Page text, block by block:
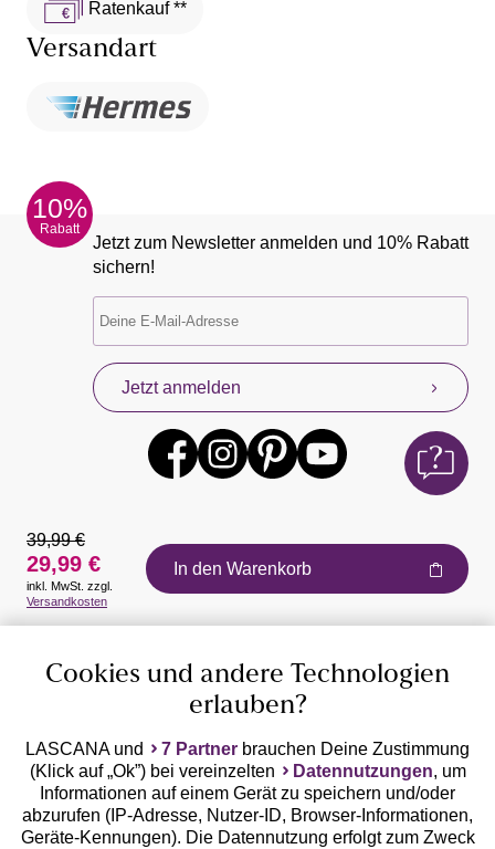
Ratenkauf **
Versandart
10%
Rabatt
Jetzt zum Newsletter anmelden und 10% Rabatt
sichern!
Jetzt anmelden
Auszeichnungen
Geprüfte Sicherheit
39,99 €
29,99 €
inkl. MwSt. zzgl.
Versandkosten
In den Warenkorb
Cookies und andere Technologien
erlauben?
LASCANA und 7 Partner brauchen Deine Zustimmung
(Klick auf „Ok”) bei vereinzelten
Datennutzungen, um
Informationen auf einem Gerät zu speichern und/oder
abzurufen (IP-Adresse, Nutzer-ID, Browser-Informationen,
Geräte-Kennungen). Die Datennutzung erfolgt zum Zweck